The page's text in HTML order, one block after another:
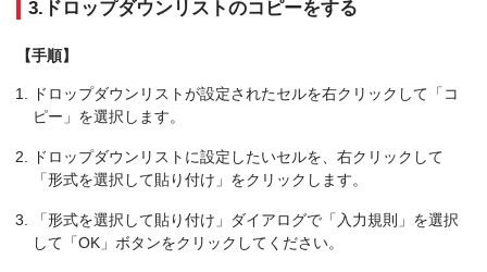
3.ドロップダウンリストのコピーをする
【手順】
ドロップダウンリストが設定されたセルを右クリックして「コ
ピー」を選択します。
ドロップダウンリストに設定したいセルを、右クリックして
「形式を選択して貼り付け」をクリックします。
「形式を選択して貼り付け」ダイアログで「入力規則」を選択
して「OK」ボタンをクリックしてください。